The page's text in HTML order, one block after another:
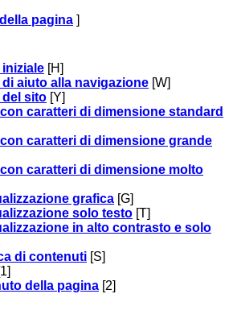
pagina ]
iniziale [H]
aiuto alla navigazione [W]
del sito [Y]
caratteri di dimensione standard
caratteri di dimensione grande
caratteri di dimensione molto
grafica [G]
solo testo [T]
in alto contrasto e solo
di contenuti [S]
della pagina [2]